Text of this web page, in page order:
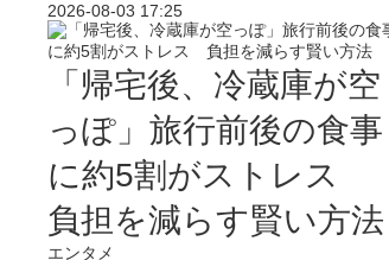
2026-08-03 17:25
「帰宅後、冷蔵庫が空
っぽ」旅行前後の食事
に約5割がストレス
負担を減らす賢い方法
エンタメ